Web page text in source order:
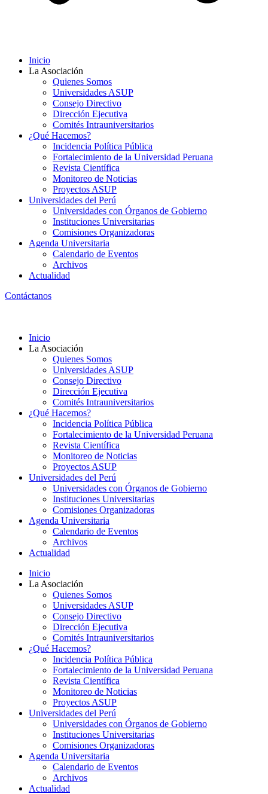
Inicio
La Asociación
Quienes Somos
Universidades ASUP
Consejo Directivo
Dirección Ejecutiva
Comités Intrauniversitarios
¿Qué Hacemos?
Incidencia Política Pública
Fortalecimiento de la Universidad Peruana
Revista Científica
Monitoreo de Noticias
Proyectos ASUP
Universidades del Perú
Universidades con Órganos de Gobierno
Instituciones Universitarias
Comisiones Organizadoras
Agenda Universitaria
Calendario de Eventos
Archivos
Actualidad
Contáctanos
Inicio
La Asociación
Quienes Somos
Universidades ASUP
Consejo Directivo
Dirección Ejecutiva
Comités Intrauniversitarios
¿Qué Hacemos?
Incidencia Política Pública
Fortalecimiento de la Universidad Peruana
Revista Científica
Monitoreo de Noticias
Proyectos ASUP
Universidades del Perú
Universidades con Órganos de Gobierno
Instituciones Universitarias
Comisiones Organizadoras
Agenda Universitaria
Calendario de Eventos
Archivos
Actualidad
Inicio
La Asociación
Quienes Somos
Universidades ASUP
Consejo Directivo
Dirección Ejecutiva
Comités Intrauniversitarios
¿Qué Hacemos?
Incidencia Política Pública
Fortalecimiento de la Universidad Peruana
Revista Científica
Monitoreo de Noticias
Proyectos ASUP
Universidades del Perú
Universidades con Órganos de Gobierno
Instituciones Universitarias
Comisiones Organizadoras
Agenda Universitaria
Calendario de Eventos
Archivos
Actualidad